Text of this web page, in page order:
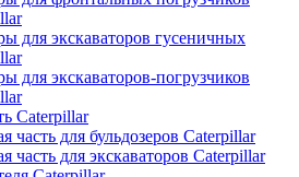
для экскаваторов гусеничных
для экскаваторов-погрузчиков
Caterpillar
часть для бульдозеров Caterpillar
часть для экскаваторов Caterpillar